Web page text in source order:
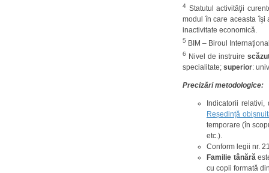
4 Statutul activităţii
modul în care aceasta îşi
inactivitate economică.
5 BIM – Biroul
6 Nivel de instruire
specialitate; superior:
Precizări metodologice:
Indicatorii
Reședință
temporare (în
etc.).
Conform legii nr.
Familie tânără
cu copii formată